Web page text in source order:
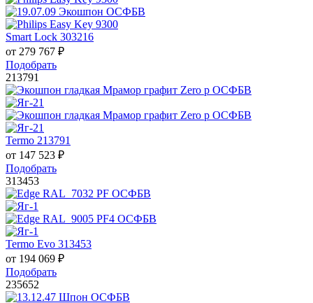
Smart Lock 303216
от 279 767 ₽
Подобрать
213791
Termo 213791
от 147 523 ₽
Подобрать
313453
Termo Evo 313453
от 194 069 ₽
Подобрать
235652